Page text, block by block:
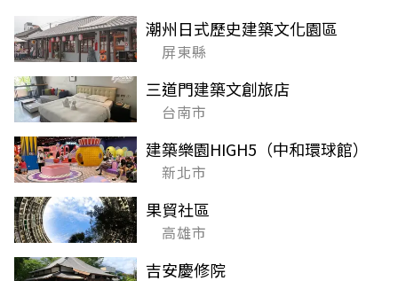
潮州日式歷史建築文化園區
屏東縣
三道門建築文創旅店
台南市
建築樂園HIGH5（中和環球館）
新北市
果貿社區
高雄市
吉安慶修院